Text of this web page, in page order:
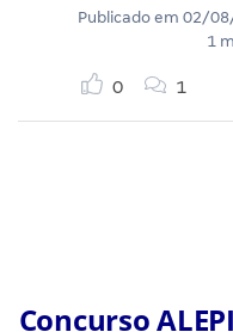
Publicado em 02/
1
0 1
Concurso